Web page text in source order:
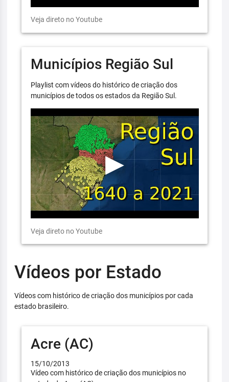
Veja direto no Youtube
Municípios Região Sul
Playlist com vídeos do histórico de criação dos
municípios de todos os estados da Região Sul.
Veja direto no Youtube
Vídeos por Estado
Vídeos com histórico de criação dos municípios por cada
estado brasileiro.
Acre (AC)
15/10/2013
Vídeo com histórico de criação dos municípios no